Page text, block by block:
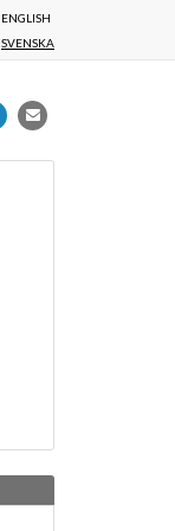
ENGLISH
SVENSKA